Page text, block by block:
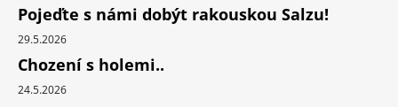
Pojeďte s námi dobýt rakouskou Salzu!
29.5.2026
Chození s holemi..
24.5.2026